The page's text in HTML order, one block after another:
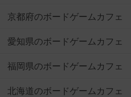
京都府のボードゲームカフェ
愛知県のボードゲームカフェ
福岡県のボードゲームカフェ
北海道のボードゲームカフェ